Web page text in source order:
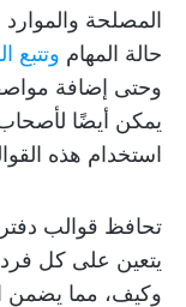
المصلحة
حالة المهام وتتبع
وحتى إضافة
يمكن أيضًا لأصحاب
استخدام هذه
تحافظ قوالب
يتعين على كل فرد
وكيف، مما يضمن